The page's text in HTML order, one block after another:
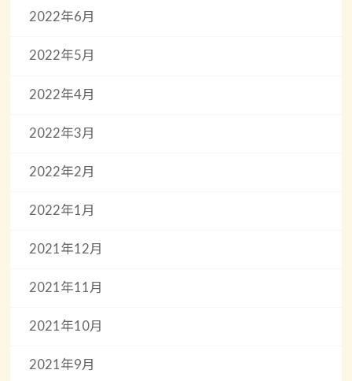
2022年6月
2022年5月
2022年4月
2022年3月
2022年2月
2022年1月
2021年12月
2021年11月
2021年10月
2021年9月